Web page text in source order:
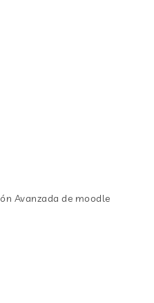
Avanzada de moodle